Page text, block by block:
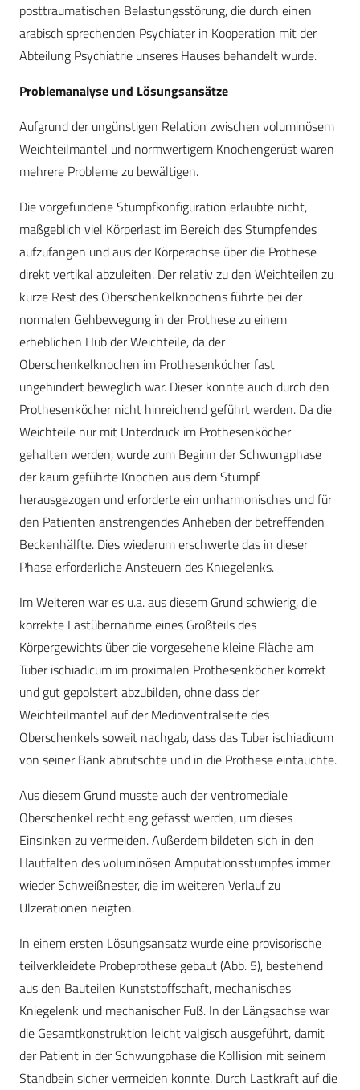
posttraumatischen Belastungsstörung, die durch einen
arabisch sprechenden Psychiater in Kooperation mit der
Abteilung Psychiatrie unseres Hauses behandelt wurde.
Problemanalyse und Lösungsansätze
Aufgrund der ungünstigen Relation zwischen voluminösem
Weichteilmantel und normwertigem Knochengerüst waren
mehrere Probleme zu bewältigen.
Die vorgefundene Stumpfkonfiguration erlaubte nicht,
maßgeblich viel Körperlast im Bereich des Stumpfendes
aufzufangen und aus der Körperachse über die Prothese
direkt vertikal abzuleiten. Der relativ zu den Weichteilen zu
kurze Rest des Oberschenkelknochens führte bei der
normalen Gehbewegung in der Prothese zu einem
erheblichen Hub der Weichteile, da der
Oberschenkelknochen im Prothesenköcher fast
ungehindert beweglich war. Dieser konnte auch durch den
Prothesenköcher nicht hinreichend geführt werden. Da die
Weichteile nur mit Unterdruck im Prothesenköcher
gehalten werden, wurde zum Beginn der Schwungphase
der kaum geführte Knochen aus dem Stumpf
herausgezogen und erforderte ein unharmonisches und für
den Patienten anstrengendes Anheben der betreffenden
Beckenhälfte. Dies wiederum erschwerte das in dieser
Phase erforderliche Ansteuern des Kniegelenks.
Im Weiteren war es u.a. aus diesem Grund schwierig, die
korrekte Lastübernahme eines Großteils des
Körpergewichts über die vorgesehene kleine Fläche am
Tuber ischiadicum im proximalen Prothesenköcher korrekt
und gut gepolstert abzubilden, ohne dass der
Weichteilmantel auf der Medioventralseite des
Oberschenkels soweit nachgab, dass das Tuber ischiadicum
von seiner Bank abrutschte und in die Prothese eintauchte.
Aus diesem Grund musste auch der ventromediale
Oberschenkel recht eng gefasst werden, um dieses
Einsinken zu vermeiden. Außerdem bildeten sich in den
Hautfalten des voluminösen Amputationsstumpfes immer
wieder Schweißnester, die im weiteren Verlauf zu
Ulzerationen neigten.
In einem ersten Lösungsansatz wurde eine provisorische
teilverkleidete Probeprothese gebaut (Abb. 5), bestehend
aus den Bauteilen Kunststoffschaft, mechanisches
Kniegelenk und mechanischer Fuß. In der Längsachse war
die Gesamtkonstruktion leicht valgisch ausgeführt, damit
der Patient in der Schwungphase die Kollision mit seinem
Standbein sicher vermeiden konnte. Durch Lastkraft auf die